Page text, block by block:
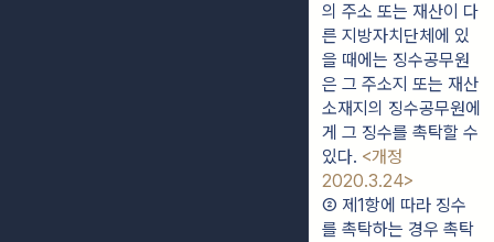
의 주소 또는 재산이 다
른 지방자치단체에 있
을 때에는 징수공무원
은 그 주소지 또는 재산
소재지의 징수공무원에
게 그 징수를 촉탁할 수
있다. <개정
2020.3.24>
② 제1항에 따라 징수
를 촉탁하는 경우 촉탁